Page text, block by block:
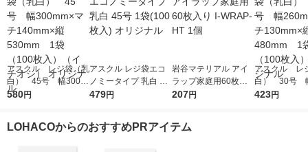
アスクル レジ袋（乳
白） 45号 幅300m
m×マチ140mm×縦53
リジナル
580円
アスクル レジ袋エコ
ノミータイプ 乳白 45
号 1袋(100枚入) オリ
479円
岩谷マテリアル アイ
ラップ家庭用60枚入
り I-WRAP-HT 1個
207円
アスクル レ
白） 30号
m×マチ
423円
LOHACOからのおすすめPRアイテム